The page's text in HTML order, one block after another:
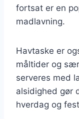
fortsat er en
madlavning.
Havtaske er
måltider og
serveres med
alsidighed gør
hverdag og